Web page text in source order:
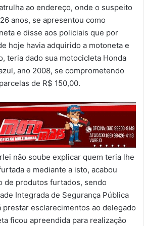
ao endereço, onde o suspeito
anos, se apresentou como
e disse aos policiais que por
hoje havia adquirido a motoneta e
teria dado sua motocicleta Honda
ano 2008, se comprometendo
de R$ 150,00.
não soube explicar quem teria lhe
e mediante a isto, acabou
de produtos furtados, sendo
Integrada de Segurança Pública
prestar esclarecimentos ao delegado
ficou apreendida para realização